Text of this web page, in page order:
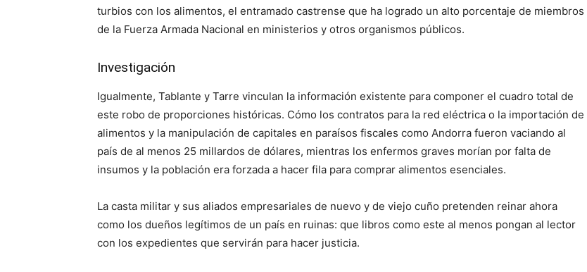
turbios con los alimentos, el entramado castrense que ha logrado un alto porcentaje de miembros
de la Fuerza Armada Nacional en ministerios y otros organismos públicos.
Investigación
Igualmente, Tablante y Tarre vinculan la información existente para componer el cuadro total de
este robo de proporciones históricas. Cómo los contratos para la red eléctrica o la importación de
alimentos y la manipulación de capitales en paraísos fiscales como Andorra fueron vaciando al
país de al menos 25 millardos de dólares, mientras los enfermos graves morían por falta de
insumos y la población era forzada a hacer fila para comprar alimentos esenciales.
La casta militar y sus aliados empresariales de nuevo y de viejo cuño pretenden reinar ahora
como los dueños legítimos de un país en ruinas: que libros como este al menos pongan al lector
con los expedientes que servirán para hacer justicia.